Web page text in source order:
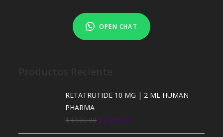
OPEN CHAT
RETATRUTIDE 10 MG | 2 ML HUMAN
PHARMA
$4,500.00 E
l
$3,850.00
l